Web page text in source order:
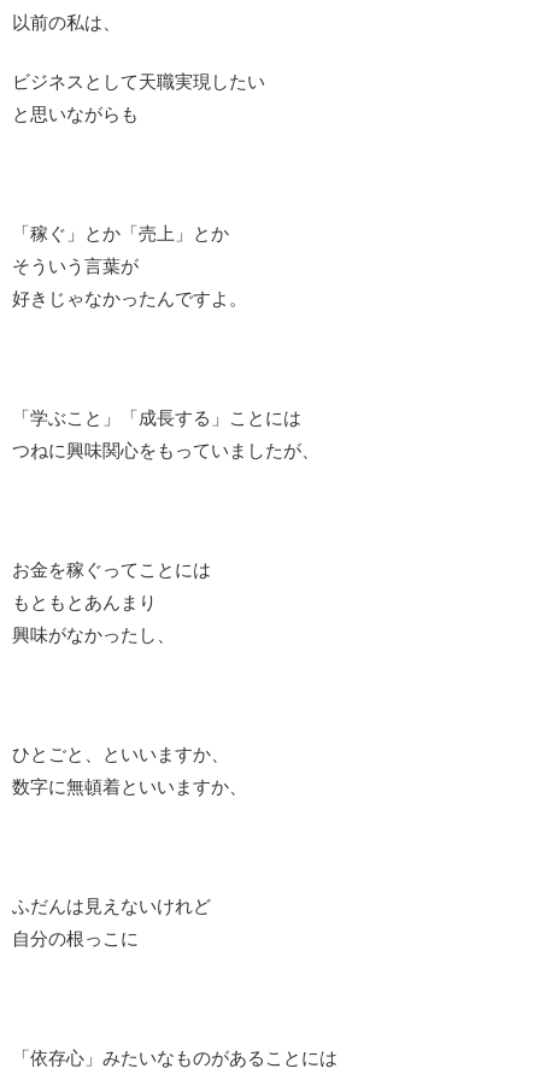
以前の私は、
ビジネスとして天職実現したい
と思いながらも
「稼ぐ」とか「売上」とか
そういう言葉が
好きじゃなかったんですよ。
「学ぶこと」「成長する」ことには
つねに興味関心をもっていましたが、
お金を稼ぐってことには
もともとあんまり
興味がなかったし、
ひとごと、といいますか、
数字に無頓着といいますか、
ふだんは見えないけれど
自分の根っこに
「依存心」みたいなものがあることには